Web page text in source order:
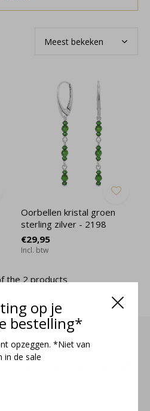
op je
bestelling*
opzeggen. *Niet van
in de sale
Oorbellen kristal groen
sterling zilver - 2198
€29,95
Incl. btw
the 2 products
onze nieuwsbrief